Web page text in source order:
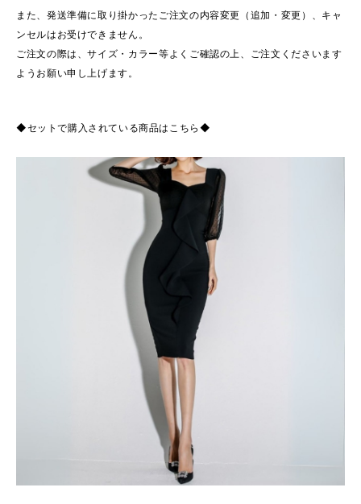
また、発送準備に取り掛かったご注文の内容変更（追加・変更）、キャ
ンセルはお受けできません。
ご注文の際は、サイズ・カラー等よくご確認の上、ご注文くださいます
ようお願い申し上げます。
◆セットで購入されている商品はこちら◆